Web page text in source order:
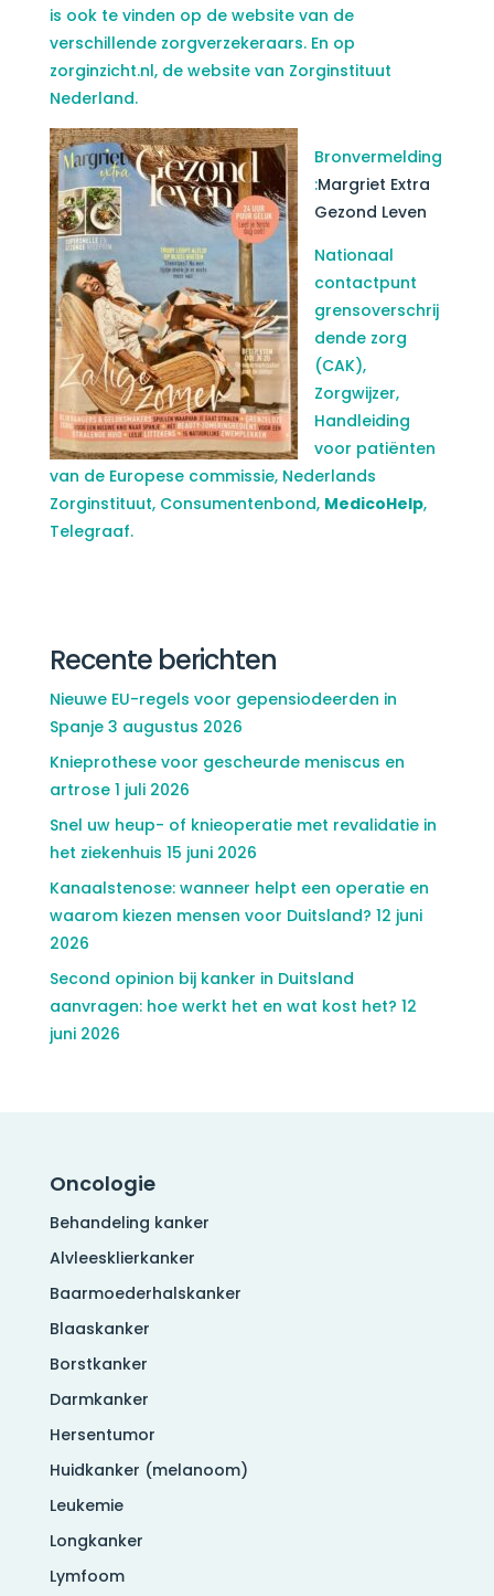
is ook te vinden op de website van de
verschillende zorgverzekeraars. En op
zorginzicht.nl, de website van Zorginstituut
Nederland.
Bronvermelding
:Margriet Extra
Gezond Leven
Nationaal
contactpunt
grensoverschrij
dende zorg
(CAK),
Zorgwijzer,
Handleiding
voor patiënten
van de Europese commissie, Nederlands
Zorginstituut, Consumentenbond, MedicoHelp,
Telegraaf.
Recente berichten
Nieuwe EU-regels voor gepensiodeerden in
Spanje 3 augustus 2026
Knieprothese voor gescheurde meniscus en
artrose 1 juli 2026
Snel uw heup- of knieoperatie met revalidatie in
het ziekenhuis 15 juni 2026
Kanaalstenose: wanneer helpt een operatie en
waarom kiezen mensen voor Duitsland? 12 juni
2026
Second opinion bij kanker in Duitsland
aanvragen: hoe werkt het en wat kost het? 12
juni 2026
Oncologie
Behandeling kanker
Alvleesklierkanker
Baarmoederhalskanker
Blaaskanker
Borstkanker
Darmkanker
Hersentumor
Huidkanker (melanoom)
Leukemie
Longkanker
Lymfoom